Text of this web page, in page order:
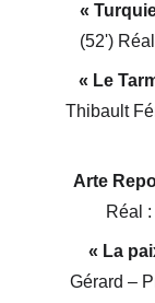
«
(52')
« Le
Thibault
Arte
Réal
« La
Gérard –